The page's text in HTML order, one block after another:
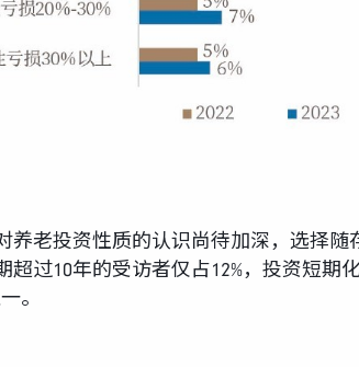
养老投资性质的认识尚待加深，选择
过10年的受访者仅占12%，投资短期
。